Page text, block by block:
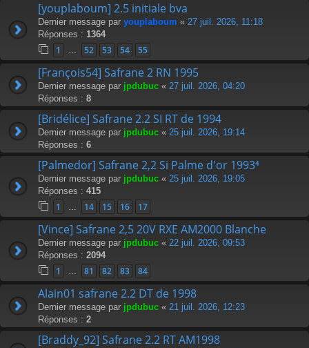
[youplaboum] 2.5 initiale bva
Dernier message par youplaboum « 27 juil. 2026, 11:18
Réponses : 1364
1 … 52 53 54 55
[François54] Safrane 2 RN 1995
Dernier message par jpdubuc « 27 juil. 2026, 04:20
Réponses : 8
[Bridélice] Safrane 2.2 SI RT de 1994
Dernier message par jpdubuc « 25 juil. 2026, 19:14
Réponses : 6
[Palmedor] Safrane 2,2 Si Palme d'or 1993⁴
Dernier message par jpdubuc « 25 juil. 2026, 19:05
Réponses : 415
1 … 14 15 16 17
[Vince] Safrane 2,5 20V RXE AM2000 Blanche
Dernier message par jpdubuc « 22 juil. 2026, 09:53
Réponses : 2094
1 … 81 82 83 84
Alain01 safrane 2.2 DT de 1998
Dernier message par jpdubuc « 21 juil. 2026, 12:23
Réponses : 2
[Braddy_92] Safrane 2.2 RT AM1998